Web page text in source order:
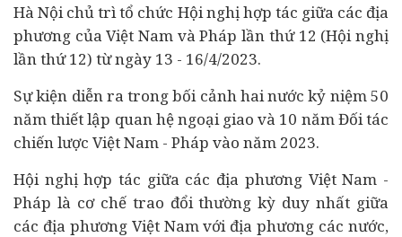
Hà Nội chủ trì tổ chức Hội nghị hợp tác giữa các địa
phương của Việt Nam và Pháp lần thứ 12 (Hội nghị
lần thứ 12) từ ngày 13 - 16/4/2023.
Sự kiện diễn ra trong bối cảnh hai nước kỷ niệm 50
năm thiết lập quan hệ ngoại giao và 10 năm Đối tác
chiến lược Việt Nam - Pháp vào năm 2023.
Hội nghị hợp tác giữa các địa phương Việt Nam -
Pháp là cơ chế trao đổi thường kỳ duy nhất giữa
các địa phương Việt Nam với địa phương các nước,